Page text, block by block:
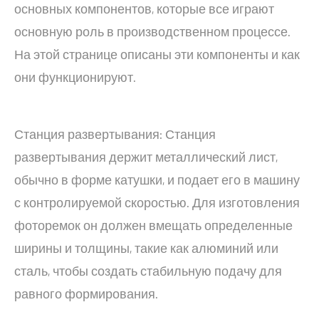
основных компонентов, которые все играют
основную роль в производственном процессе.
На этой странице описаны эти компоненты и как
они функционируют.
Станция развертывания: Станция
развертывания держит металлический лист,
обычно в форме катушки, и подает его в машину
с контролируемой скоростью. Для изготовления
фоторемок он должен вмещать определенные
ширины и толщины, такие как алюминий или
сталь, чтобы создать стабильную подачу для
равного формирования.